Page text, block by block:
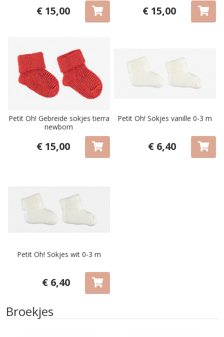
€ 15,00 € 15,00
Petit Oh! Gebreide sokjes tierra
newborn
€ 15,00
Petit Oh! Sokjes vanille 0-3 m
€ 6,40
Petit Oh! Sokjes wit 0-3 m
€ 6,40
Broekjes